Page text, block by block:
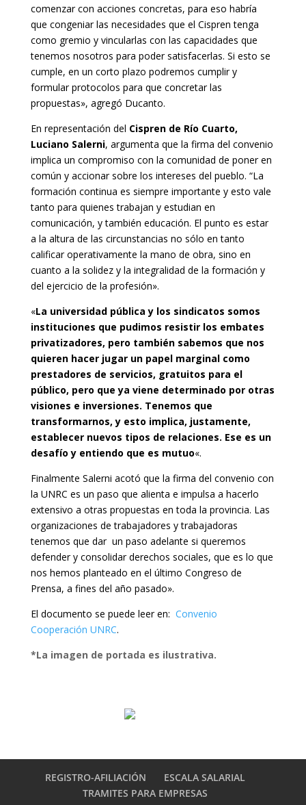
comenzar con acciones concretas, para eso habría
que congeniar las necesidades que el Cispren tenga
como gremio y vincularlas con las capacidades que
tenemos nosotros para poder satisfacerlas. Si esto se
cumple, en un corto plazo podremos cumplir y
formular protocolos para que concretar las
propuestas», agregó Ducanto.
En representación del Cispren de Río Cuarto,
Luciano Salerni, argumenta que la firma del convenio
implica un compromiso con la comunidad de poner en
común y accionar sobre los intereses del pueblo. “La
formación continua es siempre importante y esto vale
tanto para quienes trabajan y estudian en
comunicación, y también educación. El punto es estar
a la altura de las circunstancias no sólo en tanto
calificar operativamente la mano de obra, sino en
cuanto a la solidez y la integralidad de la formación y
del ejercicio de la profesión».
«La universidad pública y los sindicatos somos
instituciones que pudimos resistir los embates
privatizadores, pero también sabemos que nos
quieren hacer jugar un papel marginal como
prestadores de servicios, gratuitos para el
público, pero que ya viene determinado por otras
visiones e inversiones. Tenemos que
transformarnos, y esto implica, justamente,
establecer nuevos tipos de relaciones. Ese es un
desafío y entiendo que es mutuo«.
Finalmente Salerni acotó que la firma del convenio con
la UNRC es un paso que alienta e impulsa a hacerlo
extensivo a otras propuestas en toda la provincia. Las
organizaciones de trabajadores y trabajadoras
tenemos que dar un paso adelante si queremos
defender y consolidar derechos sociales, que es lo que
nos hemos planteado en el último Congreso de
Prensa, a fines del año pasado».
El documento se puede leer en: Convenio
Cooperación UNRC.
*La imagen de portada es ilustrativa.
REGISTRO-AFILIACIÓN
ESCALA SALARIAL
TRAMITES PARA EMPRESAS